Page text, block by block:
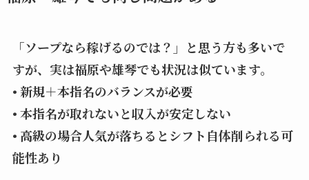
「ソープなら稼げるのでは？」と思う方も多いで
すが、実は福原や雄琴でも状況は似ています。
• 新規＋本指名のバランスが必要
• 本指名が取れないと収入が安定しない
• 高級の場合人気が落ちるとシフト自体削られる可
能性あり